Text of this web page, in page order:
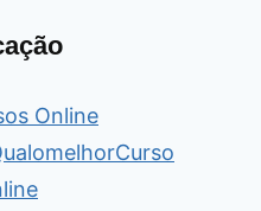
Online